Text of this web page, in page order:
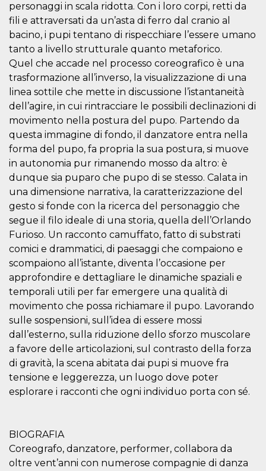
personaggi in scala ridotta. Con i loro corpi, retti da
fili e attraversati da un’asta di ferro dal cranio al
bacino, i pupi tentano di rispecchiare l’essere umano
tanto a livello strutturale quanto metaforico.
Quel che accade nel processo coreografico è una
trasformazione all’inverso, la visualizzazione di una
linea sottile che mette in discussione l’istantaneità
dell’agire, in cui rintracciare le possibili declinazioni di
movimento nella postura del pupo. Partendo da
questa immagine di fondo, il danzatore entra nella
forma del pupo, fa propria la sua postura, si muove
in autonomia pur rimanendo mosso da altro: è
dunque sia puparo che pupo di se stesso. Calata in
una dimensione narrativa, la caratterizzazione del
gesto si fonde con la ricerca del personaggio che
segue il filo ideale di una storia, quella dell’Orlando
Furioso. Un racconto camuffato, fatto di substrati
comici e drammatici, di paesaggi che compaiono e
scompaiono all’istante, diventa l’occasione per
approfondire e dettagliare le dinamiche spaziali e
temporali utili per far emergere una qualità di
movimento che possa richiamare il pupo. Lavorando
sulle sospensioni, sull’idea di essere mossi
dall’esterno, sulla riduzione dello sforzo muscolare
a favore delle articolazioni, sul contrasto della forza
di gravità, la scena abitata dai pupi si muove fra
tensione e leggerezza, un luogo dove poter
esplorare i racconti che ogni individuo porta con sé.
BIOGRAFIA
Coreografo, danzatore, performer, collabora da
oltre vent’anni con numerose compagnie di danza
wordpress_test_cookie
Inc.
.oooh.events
Session
Used on
sites built
Wordpress.
Tests
whether or
not the
cookies
enabled
PHPSESSID
PHP.net
oooh.events
Session
Cookie
by
applications
based on
the PHP
language.
This is a
general
purpose
identifier
used to
maintain
user session
variables. It
is normally a
random
generated
number,
how it is
used can be
specific to
the site, but
a good
example is
status for a
user
between
pages.
m.stripe.com
1 year 1
month
is generally
used for
performance
facilitating
caching of
content on